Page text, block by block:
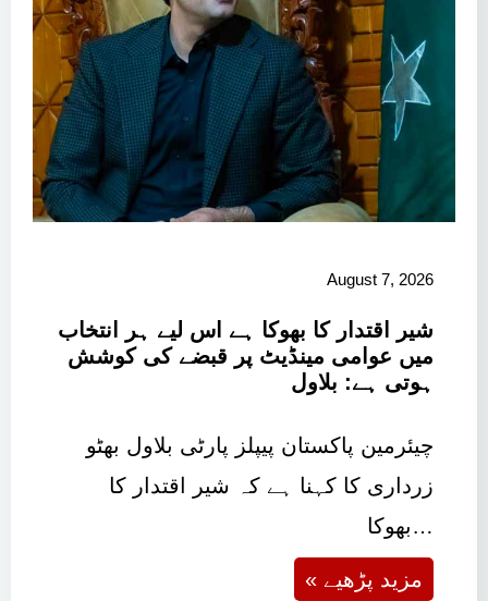
August 7, 2026
شیر اقتدار کا بھوکا ہے اس لیے ہر انتخاب
ہوتی ہے: بلاول
چیئرمین پاکستان پیپلز پارٹی بلاول بھٹو
زرداری کا کہنا ہے کہ شیر اقتدار کا
بھوکا…